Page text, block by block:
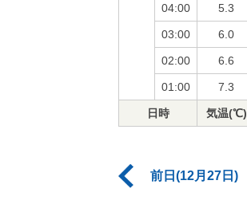
04:00 5.3
03:00 6.0
02:00 6.6
01:00 7.3
日時 気温(℃)
前日(12月27日)